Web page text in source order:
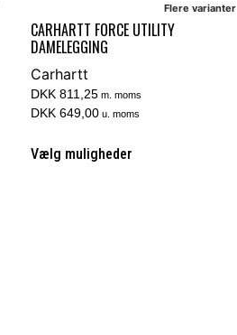
Flere varianter
CARHARTT FORCE UTILITY
DAMELEGGING
Carhartt
DKK 811,25m. moms
DKK 649,00u. moms
Vælg muligheder